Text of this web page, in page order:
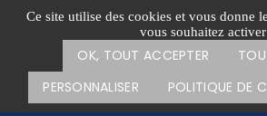
Ce site utilise des cookies et vous donne
vous souhaitez activer
OK, TOUT ACCEPTER
PERSONNALISER
POLITIQUE DE
Passer
CARTE DES ACTIONS